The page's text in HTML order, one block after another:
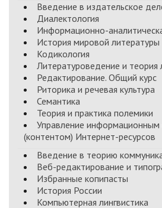
Введение в издательское
Диалектология
Информационно-
История мировой литературы
Кодикология
Литературоведение и теория
Редактирование. Общий курс
Риторика и речевая культура
Семантика
Теория и практика полемики
Управление
(контентом) Интернет-ресурсов
Введение в теорию
Веб-редактирование и
Избранные копипасты
История России
Компьютерная лингвистика